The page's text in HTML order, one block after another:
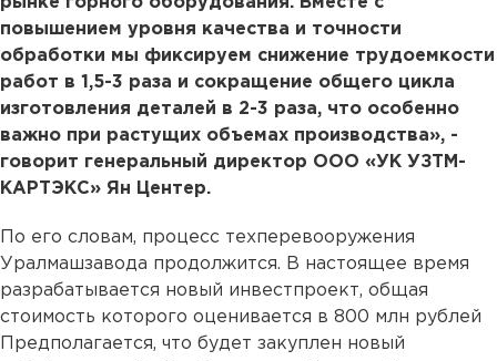
повышением уровня качества и точности
обработки мы фиксируем снижение трудоемкости
работ в 1,5-3 раза и сокращение общего цикла
изготовления деталей в 2-3 раза, что особенно
важно при растущих объемах производства», -
говорит генеральный директор ООО «УК УЗТМ-
КАРТЭКС» Ян Центер.
По его словам, процесс техперевооружения
Уралмашзавода продолжится. В настоящее время
разрабатывается новый инвестпроект, общая
стоимость которого оценивается в 800 млн рублей
Предполагается, что будет закуплен новый